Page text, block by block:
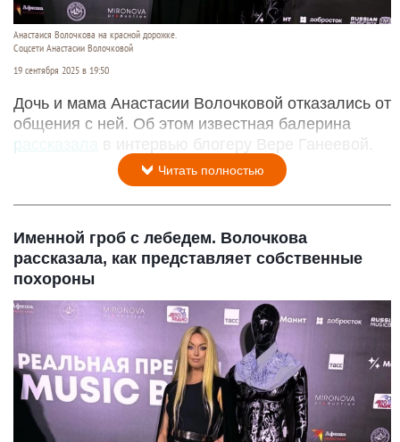
Анастаися Волочкова на красной дорожке.
Соцсети Анастасии Волочковой
19 сентября 2025 в 19:50
Дочь и мама Анастасии Волочковой отказались от
общения с ней. Об этом известная балерина
рассказала
в интервью блогеру Вере Ганеевой.
Читать полностью
Именной гроб с лебедем. Волочкова
рассказала, как представляет собственные
похороны